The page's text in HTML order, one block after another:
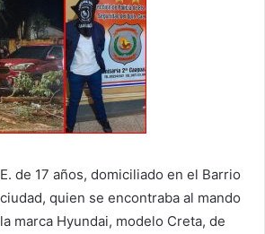
de 17 años, domiciliado en el Barrio
quien se encontraba al mando
marca Hyundai, modelo Creta, de